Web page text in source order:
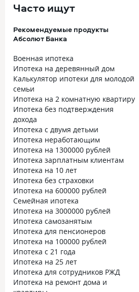
Часто ищут
Рекомендуемые продукты
Абсолют Банка
Военная ипотека
Ипотека на деревянный дом
Калькулятор ипотеки для молодой
семьи
Ипотека на 2 комнатную квартиру
Ипотека без подтверждения
дохода
Ипотека с двумя детьми
Ипотека неработающим
Ипотека на 1300000 рублей
Ипотека зарплатным клиентам
Ипотека на 10 лет
Ипотека без страховки
Ипотека на 600000 рублей
Семейная ипотека
Ипотека на 3000000 рублей
Ипотека самозанятым
Ипотека для пенсионеров
Ипотека на 100000 рублей
Ипотека с 21 года
Ипотека на 25 лет
Ипотека для сотрудников РЖД
Ипотека на ремонт дома и